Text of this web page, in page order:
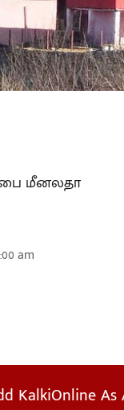
மீனலதா
am
KalkiOnline As